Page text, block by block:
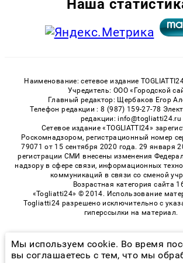
Наша
Наименование: сетевое издание
Учредитель: ООО «Городской
Главный редактор: Щербаков Егор
Телефон редакции : 8 (987) 159-27-78
редакции: info@togliatti24.ru
Сетевое издание «TOGLIATTI24»
Роскомнадзором, регистрационный номер
79071 от 15 сентября 2020 года. 29 января
регистрации СМИ внесены изменения
надзору в сфере связи, информационных
коммуникаций в связи со сменой
Возрастная категория сайта
«Togliatti24» © 2014. Использование
Togliatti24 разрешено исключительно с
гиперссылки на материал.
© 2026 «Togliatti24» | Все права
Мы используем cookie. Во время
вы соглашаетесь с тем, что мы